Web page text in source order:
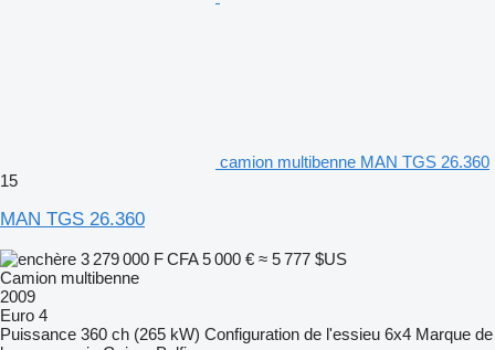
camion multibenne MAN TGS 26.360
15
MAN TGS 26.360
3 279 000 F CFA5 000 € ≈ 5 777 $US
Camion multibenne
2009
Euro 4
Puissance 360 ch (265 kW) Configuration de l'essieu 6x4 Marque de